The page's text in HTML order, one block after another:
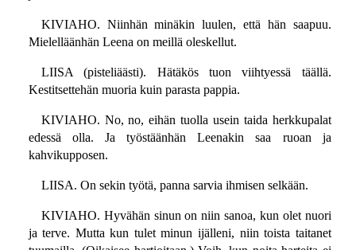
KIVIAHO. Niinhän minäkin luulen, että hän saapuu.
Mielelläänhän Leena on meillä oleskellut.
LIISA (pisteliäästi). Hätäkös tuon viihtyessä täällä.
Kestitsettehän muoria kuin parasta pappia.
KIVIAHO. No, no, eihän tuolla usein taida herkkupalat
edessä olla. Ja työstäänhän Leenakin saa ruoan ja
kahvikupposen.
LIISA. On sekin työtä, panna sarvia ihmisen selkään.
KIVIAHO. Hyvähän sinun on niin sanoa, kun olet nuori
ja terve. Mutta kun tulet minun ijälleni, niin toista taitanet